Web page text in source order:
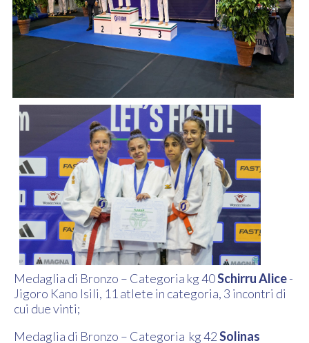
Medaglia di Bronzo – Categoria kg 40Schirru Alice-
Jigoro Kano Isili, 11 atlete in categoria, 3 incontri di
cui due vinti;
Medaglia di Bronzo – Categoria kg 42Solinas